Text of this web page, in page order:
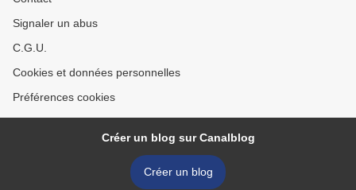
Signaler un abus
C.G.U.
Cookies et données personnelles
Préférences cookies
Créer un blog sur Canalblog
Créer un blog